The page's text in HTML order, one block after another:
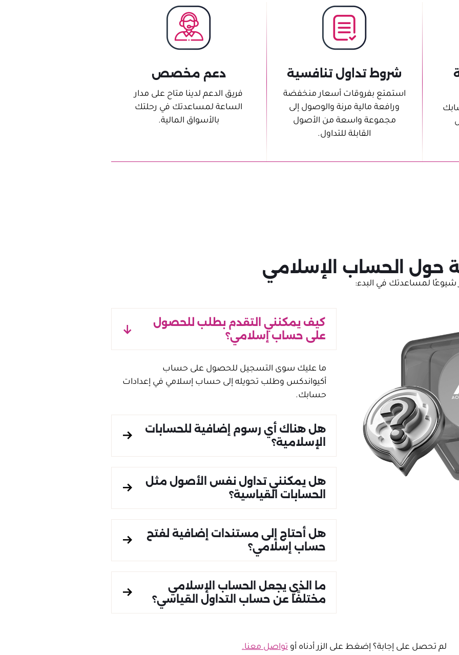
شروط تداول تنافسية
استمتع بفروقات أسعار منخفضة
ورافعة مالية مرنة والوصول إلى
مجموعة واسعة من الأصول
القابلة للتداول.
دعم مخصص
فريق الدعم لدينا متاح على مدار
الساعة لمساعدتك في رحلتك
بالأسواق المالية.
حول الحساب الإسلامي
شيوعًا لمساعدتك في البدء:
كيف يمكنني التقدم بطلب للحصول
على حساب إسلامي؟
ما عليك سوى التسجيل للحصول على حساب
أكيواندكس وطلب تحويله إلى حساب إسلامي في إعدادات
حسابك.
هل هناك أي رسوم إضافية للحسابات
الإسلامية؟
هل يمكنني تداول نفس الأصول مثل
الحسابات القياسية؟
هل أحتاج إلى مستندات إضافية لفتح
حساب إسلامي؟
ما الذي يجعل الحساب الإسلامي
مختلفًا عن حساب التداول القياسي؟
لم تحصل على إجابة؟ إضغط على الزر أدناه أو تواصل معنا.